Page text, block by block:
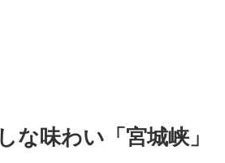
な味わい「宮城峡」